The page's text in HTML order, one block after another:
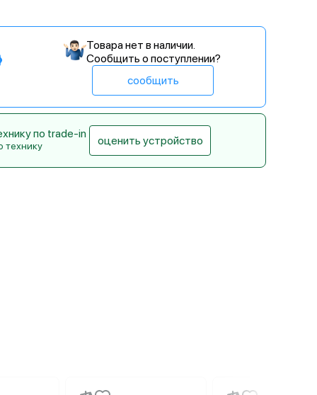
Товара нет в наличии.
Сообщить о поступлении?
сообщить
по trade-in
технику оценить устройство